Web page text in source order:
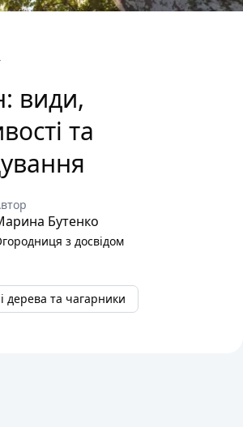
види,
та
Бутенко
з досвідом
дерева та чагарники